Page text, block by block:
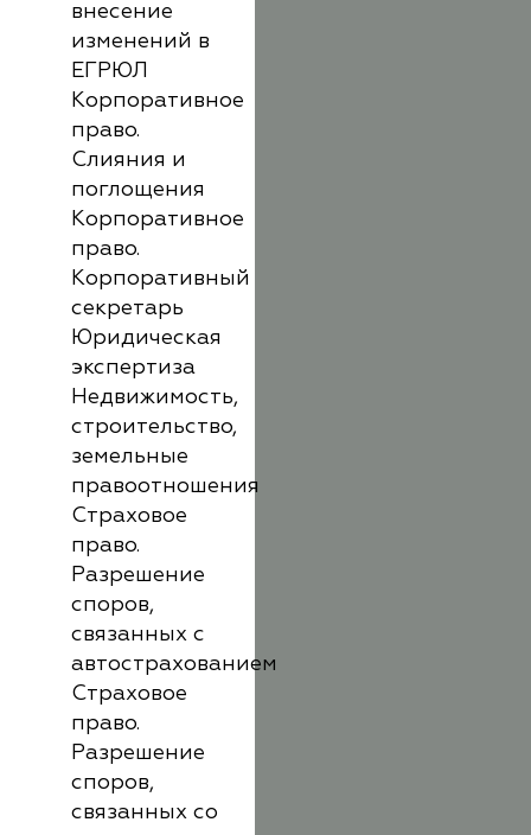
внесение
изменений в
ЕГРЮЛ
Корпоративное
право.
Слияния и
поглощения
Корпоративное
право.
Корпоративный
секретарь
Юридическая
экспертиза
Недвижимость,
строительство,
земельные
правоотношения
Страховое
право.
Разрешение
споров,
связанных с
автострахованием
Страховое
право.
Разрешение
споров,
связанных со